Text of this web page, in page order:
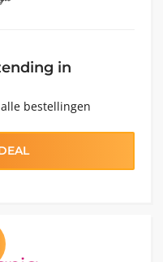
in
bestellingen